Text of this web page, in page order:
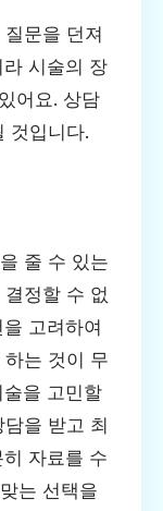
문을 던져
시술의 장
어요. 상담
것입니다.
줄 수 있는
정할 수 없
고려하여
는 것이 무
을 고민할
을 받고 최
자료를 수
는 선택을